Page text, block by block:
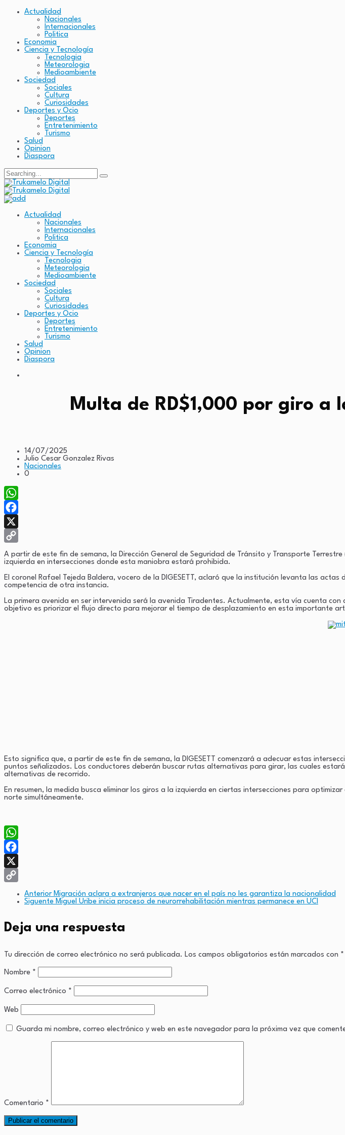
Actualidad
Nacionales
Internacionales
Politica
Economia
Ciencia y Tecnología
Tecnologia
Meteorologia
Medioambiente
Sociedad
Sociales
Cultura
Curiosidades
Deportes y Ocio
Deportes
Entretenimiento
Turismo
Salud
Opinion
Diaspora
Search
for:
Actualidad
Nacionales
Internacionales
Politica
Economia
Ciencia y Tecnología
Tecnologia
Meteorologia
Medioambiente
Sociedad
Sociales
Cultura
Curiosidades
Deportes y Ocio
Deportes
Entretenimiento
Turismo
Salud
Opinion
Diaspora
Multa de RD$1,000 por giro a
14/07/2025
Julio Cesar Gonzalez Rivas
Nacionales
0
WhatsApp
Facebook
X
Copy
Link
A partir de este fin de semana, la Dirección General de Seguridad de Tránsito y Transporte
izquierda en intersecciones donde esta maniobra estará prohibida.
El coronel Rafael Tejeda Baldera, vocero de la DIGESETT, aclaró que la institución levanta las
competencia de otra instancia.
La primera avenida en ser intervenida será la avenida Tiradentes. Actualmente, esta vía cuenta
objetivo es priorizar el flujo directo para mejorar el tiempo de desplazamiento en esta importante
Esto significa que, a partir de este fin de semana, la DIGESETT comenzará a adecuar estas
puntos señalizados. Los conductores deberán buscar rutas alternativas para girar, las cuales
alternativas de recorrido.
En resumen, la medida busca eliminar los giros a la izquierda en ciertas intersecciones para
norte simultáneamente.
WhatsApp
Facebook
X
Anterior Migración aclara a extranjeros que nacer en el país no les garantiza la nacionalidad
Siguente Miguel Uribe inicia proceso de neurorrehabilitación mientras permanece en UCI
Deja una respuesta
Tu dirección de correo electrónico no será publicada. Los campos obligatorios están marcados con *
Nombre *
Correo electrónico *
Web
Guarda mi nombre, correo electrónico y web en este navegador para la próxima vez que
Comentario *